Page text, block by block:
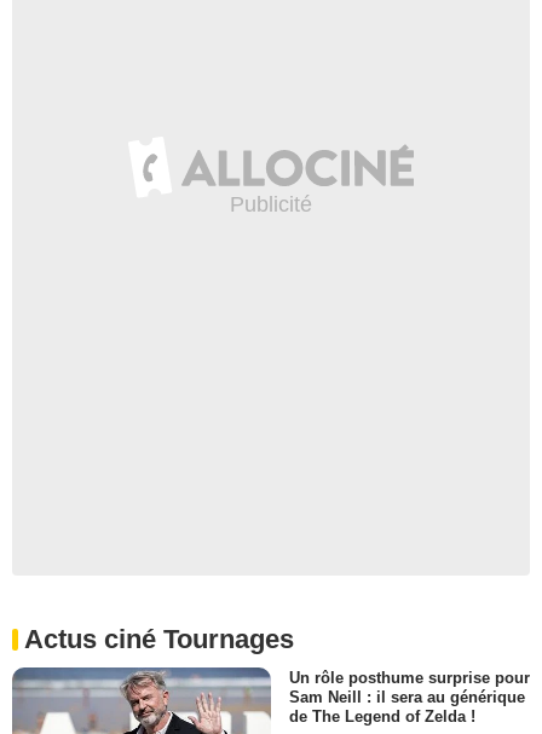
Actus ciné Tournages
Un rôle posthume surprise pour
Sam Neill : il sera au générique
de The Legend of Zelda !